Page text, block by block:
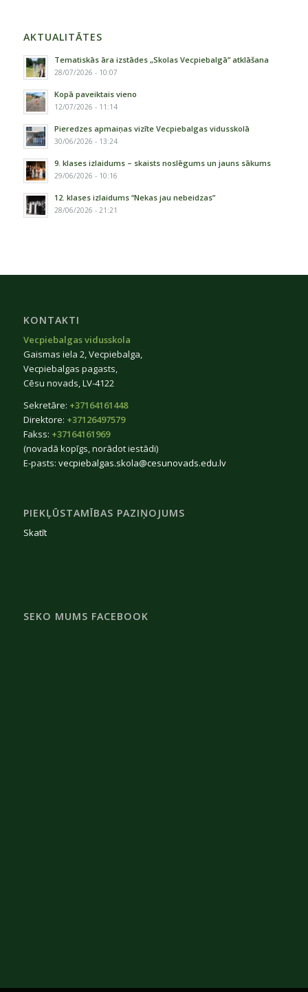
AKTUALITĀTES
Tematiskās āra izstādes „Skolas Vecpiebalgā” atklāšana
28/07/2026 - 10:07
Kopā paveiktais vieno
12/07/2026 - 11:14
Pieredzes apmaiņas vizīte Vecpiebalgas vidusskolā
30/06/2026 - 13:24
9. klases izlaidums – skaists noslēgums un jauns sākums
29/06/2026 - 10:16
12. klases izlaidums “Nekas jau nebeidzas”
28/06/2026 - 21:21
KONTAKTI
Vecpiebalgas vidusskola
Gaismas iela 2, Vecpiebalga,
Vecpiebalgas pagasts,
Cēsu novads, LV-4122
Sekretāre: +37164161448
Direktore: +37126497579
Fakss: +37164161969
(novadā kopīgs, norādot iestādi)
E-pasts: vecpiebalgas.skola@cesunovads.edu.lv
PIEKĻŪSTAMĪBAS PAZIŅOJUMS
Skatīt
SEKO MUMS FACEBOOK